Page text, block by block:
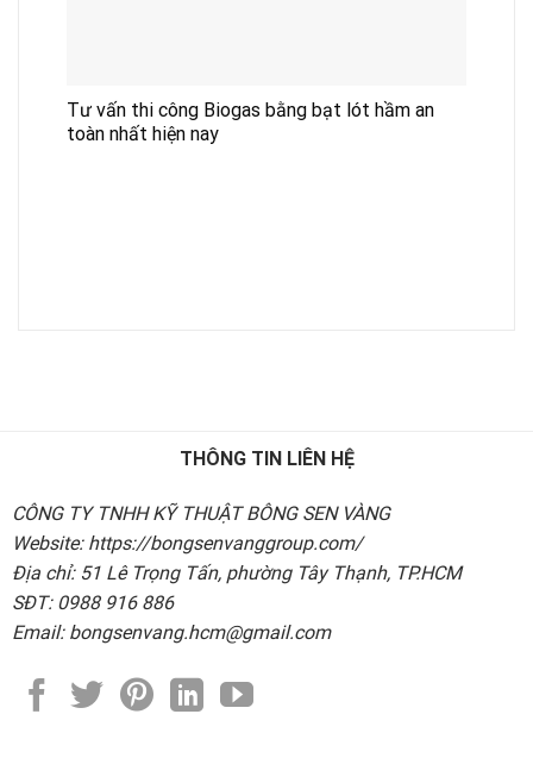
Tư vấn thi công Biogas bằng bạt lót hầm an
toàn nhất hiện nay
THÔNG TIN LIÊN HỆ
CÔNG TY TNHH KỸ THUẬT BÔNG SEN VÀNG
Website: https://bongsenvanggroup.com/
Địa chỉ: 51 Lê Trọng Tấn, phường Tây Thạnh, TP.HCM
SĐT: 0988 916 886
Email: bongsenvang.hcm@gmail.com